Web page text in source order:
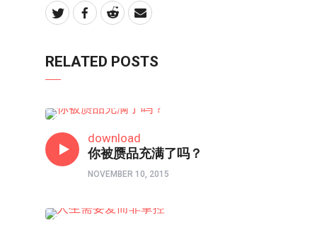
RELATED POSTS
download
你被赝品充满了吗？
NOVEMBER 10, 2015